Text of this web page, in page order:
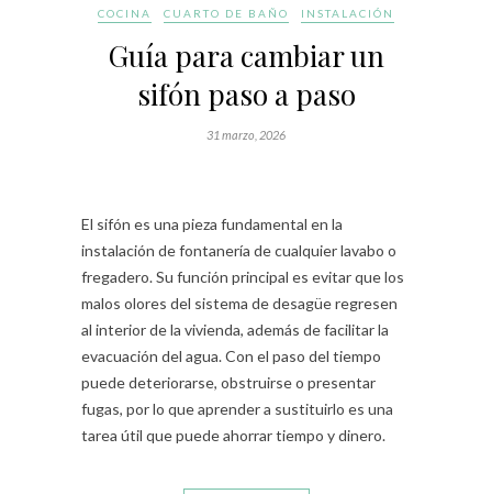
COCINA CUARTO DE BAÑO INSTALACIÓN
Guía para cambiar un
sifón paso a paso
31 marzo, 2026
El sifón es una pieza fundamental en la
instalación de fontanería de cualquier lavabo o
fregadero. Su función principal es evitar que los
malos olores del sistema de desagüe regresen
al interior de la vivienda, además de facilitar la
evacuación del agua. Con el paso del tiempo
puede deteriorarse, obstruirse o presentar
fugas, por lo que aprender a sustituirlo es una
tarea útil que puede ahorrar tiempo y dinero.